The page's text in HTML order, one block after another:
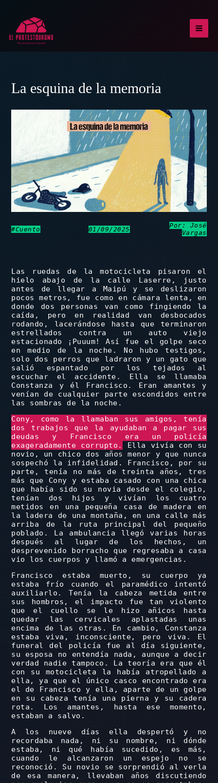
contenido
La esquina de la memoria
#Cuento 01/09/2025
Por: José
Vargas
Las ruedas de la motocicleta pisaron el
hielo abajo de la calle Laserre, justo
antes de llegar a Maipú y se deslizaron
pocos metros, fue como en cámara lenta, en
donde dos personas van como fingiendo la
caída, pero en realidad van desbocados
rodando, lacerándose hasta que terminaron
estrellados contra un auto viejo
estacionado ¡Puuum! Así fue el golpe seco
en medio de la noche. No hubo testigos,
solo dos perros que ladraron y un gato que
salió espantado por los tejados al
escuchar el accidente. Ella se llamaba
Constanza y él Francisco. Eran amantes y
venían de cualquier parte escondidos entre
las sombras de la noche.
Cony, como la llamaban sus amigos, tenía
dos trabajos que la ayudaban a pagar sus
deudas y Francisco era un policía
exageradamente corrupto.
Ella vivía con su
novio, un chico dos años menor y que nunca
sospechó la infidelidad. Francisco, por su
parte, tenía no más de treinta años, tres
más que Cony y estaba casado con una chica
que había sido su novia desde el colegio,
tenían dos hijos y vivían los cuatro
metidos en una pequeña casa de madera en
la ladera de una montaña, en una calle más
arriba de la ruta principal del pequeño
poblado. La ambulancia llegó varias horas
después al lugar de los hechos, un
desprevenido borracho que regresaba a casa
vio los cuerpos y llamó a emergencias.
Francisco estaba muerto, su cuerpo ya
estaba frío cuando el paramédico intentó
auxiliarlo. Tenía la cabeza metida entre
sus hombros, el impacto fue tan violento
que el cuello se le hizo añicos hasta
quedar las cervicales aplastadas unas
encima de las otras. En cambio, Constanza
estaba viva, inconsciente, pero viva. El
funeral del policía fue al día siguiente,
su esposa no entendía nada, aunque a decir
verdad nadie tampoco. La teoría era que él
con su motocicleta la había atropellado a
ella, ya que el único casco encontrado era
el de Francisco y ella, aparte de un golpe
en su cabeza tenía una pierna y su cadera
rota. Los amantes, hasta ese momento,
estaban a salvo.
A los nueve días ella despertó y no
recordaba nada, ni su nombre, ni dónde
estaba, ni qué había sucedido, es más,
cuando le alcanzaron un espejo no se
reconoció. Su novio se sorprendió al verla
de esa manera, llevaban años discutiendo